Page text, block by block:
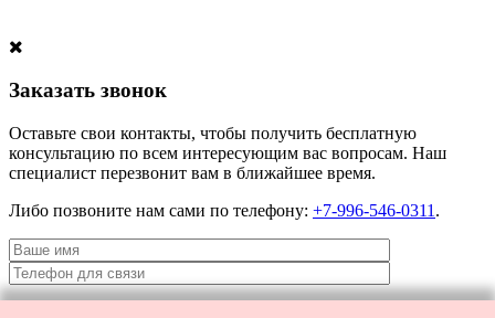
Заказать звонок
Оставьте свои контакты, чтобы получить бесплатную
консультацию по всем интересующим вас вопросам. Наш
специалист перезвонит вам в ближайшее время.
Либо позвоните нам сами по телефону: +7-996-546-0311 .